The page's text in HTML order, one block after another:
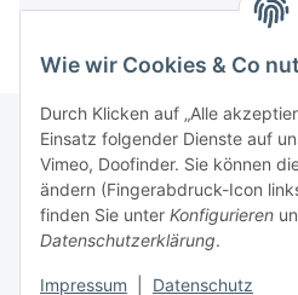
Wie wir Cookies & Co
Durch Klicken auf „Alle
Einsatz folgender Dienste auf
Vimeo, Doofinder. Sie können
ändern (Fingerabdruck-Icon
finden Sie unter Konfigurieren
Datenschutzerklärung.
Impressum Datenschutz
Informationen
Gesetzliche Informationen